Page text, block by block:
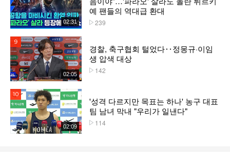
02:31
예 팬들의 역대급 환대
239
02:05
경찰, 축구협회 털었다‥정몽규·이임
생 압색 대상
142
02:09
'성격 다르지만 목표는 하나' 농구 대표
팀 남녀 막내 "우리가 일낸다"
114